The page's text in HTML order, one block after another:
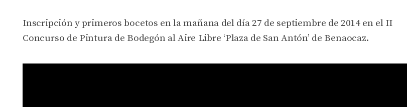
Inscripción y primeros bocetos en la mañana del día 27 de septiembre de 2014 en el II
Concurso de Pintura de Bodegón al Aire Libre ‘Plaza de San Antón’ de Benaocaz.